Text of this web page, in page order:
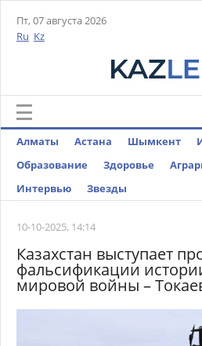
Пт, 07 августа 2026
Ru Kz
Алматы Астана Шымкент
Образование
Здоровье
Интервью
Звезды
10-10-2025, 14:14
Казахстан выступает
фальсификации
мировой войны –